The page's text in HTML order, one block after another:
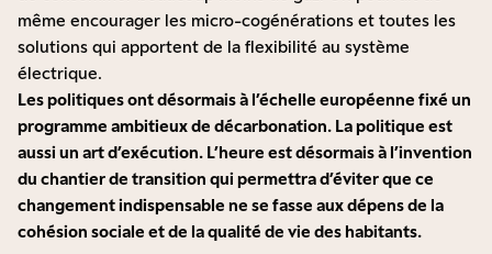
même encourager les micro-cogénérations et toutes les
solutions qui apportent de la flexibilité au système
électrique.
Les politiques ont désormais à l’échelle européenne fixé un
programme ambitieux de décarbonation. La politique est
aussi un art d’exécution. L’heure est désormais à l’invention
du chantier de transition qui permettra d’éviter que ce
changement indispensable ne se fasse aux dépens de la
cohésion sociale et de la qualité de vie des habitants.